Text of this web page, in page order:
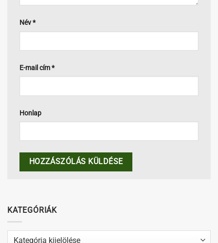
Név*
E-mail cím*
Honlap
KATEGÓRIÁK
Kategóriák